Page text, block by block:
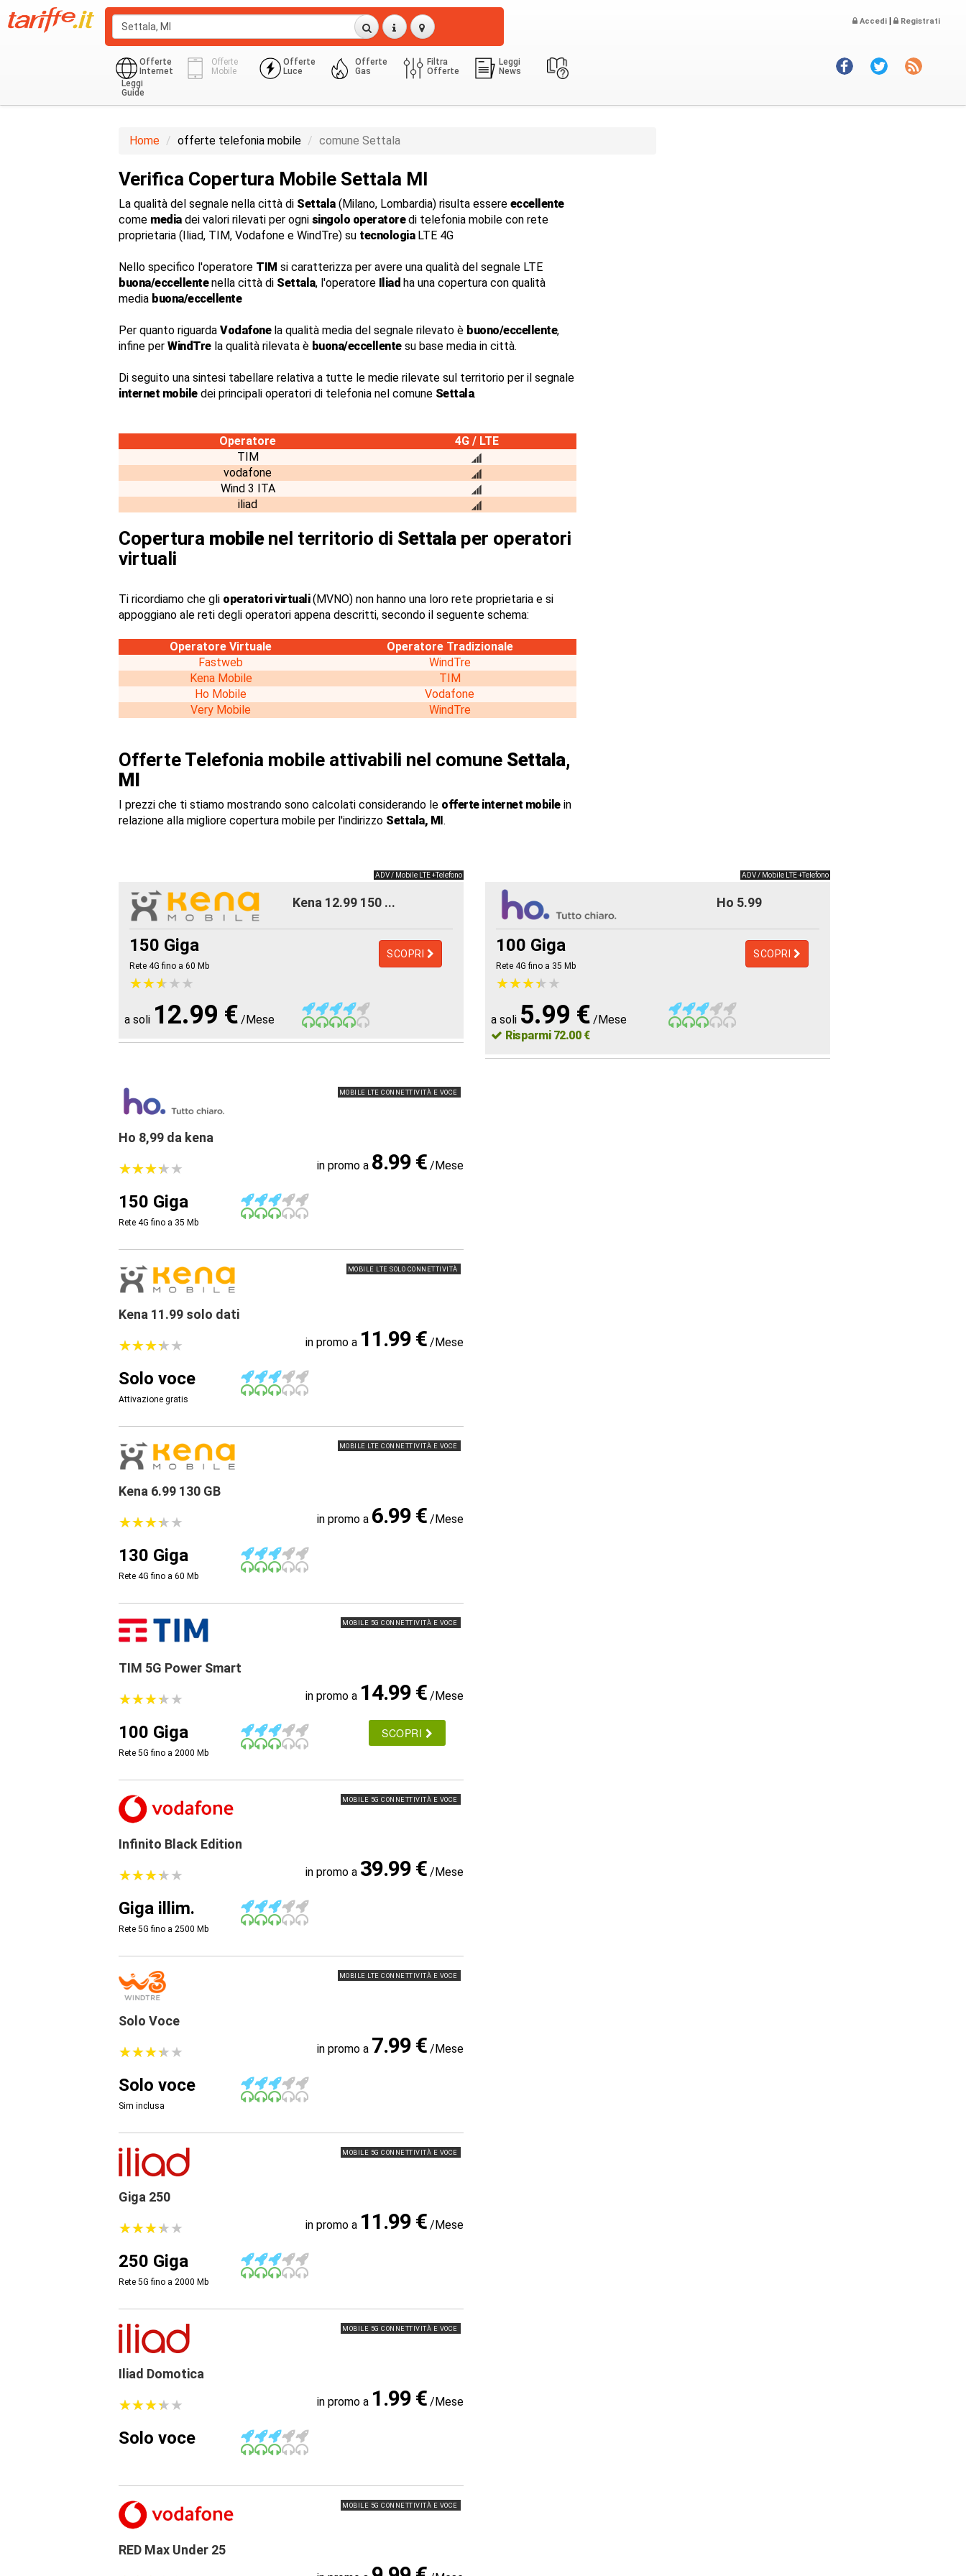
Accedi | Registrati
Offerte
Internet
Offerte
Mobile
Offerte
Luce
Offerte
Gas
Filtra
Offerte
Leggi
News
Leggi
Guide
Home offerte telefonia mobile comune Settala
Verifica Copertura Mobile Settala MI
La qualità del segnale nella città di Settala(Milano, Lombardia) risulta essere eccellente
come mediadei valori rilevati per ogni singolo operatoredi telefonia mobile con rete
proprietaria (Iliad, TIM, Vodafone e WindTre) su tecnologiaLTE 4G
Nello specifico l'operatore TIM si caratterizza per avere una qualità del segnale LTE
buona/eccellentenella città di Settala, l'operatore Iliad ha una copertura con qualità
media buona/eccellente
Per quanto riguarda Vodafonela qualità media del segnale rilevato è buono/eccellente,
infine per WindTrela qualità rilevata è buona/eccellentesu base media in città.
Di seguito una sintesi tabellare relativa a tutte le medie rilevate sul territorio per il segnale
internet mobiledei principali operatori di telefonia nel comune Settala.
Operatore
4G / LTE
TIM
vodafone
Wind 3 ITA
iliad
Copertura mobilenel territorio di Settalaper operatori
virtuali
Ti ricordiamo che gli operatori virtuali(MVNO) non hanno una loro rete proprietaria e si
appoggiano ale reti degli operatori appena descritti, secondo il seguente schema:
Operatore Virtuale
Operatore Tradizionale
Fastweb
WindTre
Kena Mobile
TIM
Ho Mobile
Vodafone
Very Mobile
WindTre
Offerte Telefonia mobile attivabili nel comune Settala,
MI
I prezzi che ti stiamo mostrando sono calcolati considerando le offerte internet mobilein
relazione alla migliore copertura mobile per l'indirizzo Settala, MI.
ADV / Mobile LTE +Telefono
Kena 12.99 150 ...
150 Giga
Rete 4G fino a 60 Mb
SCOPRI
★★★★★
★★★★★
a soli 12.99 € /Mese
ADV / Mobile LTE +Telefono
Ho 5.99
100 Giga
Rete 4G fino a 35 Mb
SCOPRI
★★★★★
★★★★★
a soli 5.99 € /Mese
Risparmi 72.00 €
MOBILE LTE CONNETTIVITÀ E VOCE
Ho 8,99 da kena
★★★★★
★★★★★ in promo a 8.99 € /Mese
150 Giga
Rete 4G fino a 35 Mb
MOBILE LTE SOLO CONNETTIVITÀ
Kena 11.99 solo dati
★★★★★
★★★★★ in promo a 11.99 € /Mese
Solo voce
Attivazione gratis
MOBILE LTE CONNETTIVITÀ E VOCE
Kena 6.99 130 GB
★★★★★
★★★★★ in promo a 6.99 € /Mese
130 Giga
Rete 4G fino a 60 Mb
MOBILE 5G CONNETTIVITÀ E VOCE
TIM 5G Power Smart
★★★★★
★★★★★ in promo a 14.99 € /Mese
100 Giga
Rete 5G fino a 2000 Mb
SCOPRI
MOBILE 5G CONNETTIVITÀ E VOCE
Infinito Black Edition
★★★★★
★★★★★ in promo a 39.99 € /Mese
Giga illim.
Rete 5G fino a 2500 Mb
MOBILE LTE CONNETTIVITÀ E VOCE
Solo Voce
★★★★★
★★★★★ in promo a 7.99 € /Mese
Solo voce
Sim inclusa
MOBILE 5G CONNETTIVITÀ E VOCE
Giga 250
★★★★★
★★★★★ in promo a 11.99 € /Mese
250 Giga
Rete 5G fino a 2000 Mb
MOBILE 5G CONNETTIVITÀ E VOCE
Iliad Domotica
★★★★★
★★★★★ in promo a 1.99 € /Mese
Solo voce
MOBILE 5G CONNETTIVITÀ E VOCE
RED Max Under 25